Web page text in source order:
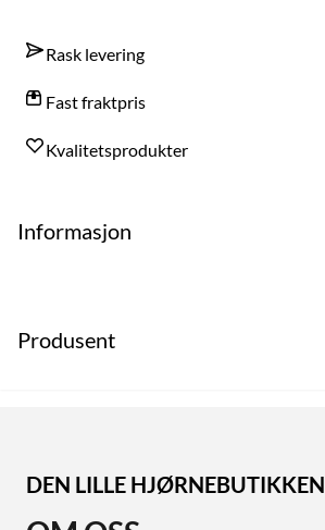
Rask levering
Fast fraktpris
Kvalitetsprodukter
Informasjon
Produsent
DEN LILLE HJØRNEBUTIKKEN